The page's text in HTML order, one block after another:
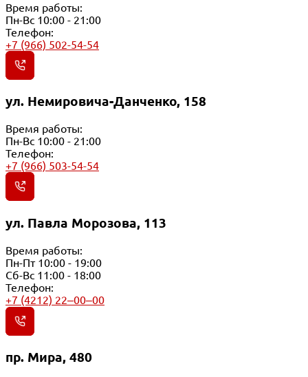
Время работы:
Пн-Вс 10:00 - 21:00
Телефон:
+7 (966) 502-54-54
ул. Немировича-Данченко, 158
Время работы:
Пн-Вс 10:00 - 21:00
Телефон:
+7 (966) 503-54-54
ул. Павла Морозова, 113
Время работы:
Пн-Пт 10:00 - 19:00
Сб-Вс 11:00 - 18:00
Телефон:
+7 (4212) 22‒00‒00
пр. Мира, 480